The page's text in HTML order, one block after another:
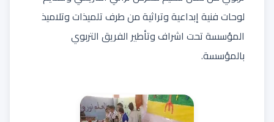
لوحات فنية إبداعية وتراثية من طرف تلميذات وتلاميذ
المؤسسة تحت اشراف وتأطير الفريق التربوي
بالمؤسسة.